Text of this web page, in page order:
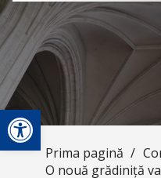
Deschide bara de unelte
Prima pagină /
O nouă grădiniță